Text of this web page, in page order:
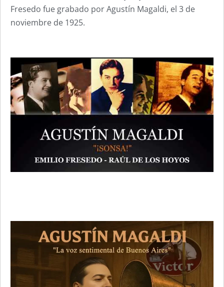
Fresedo fue grabado por Agustín Magaldi, el 3 de
noviembre de 1925.